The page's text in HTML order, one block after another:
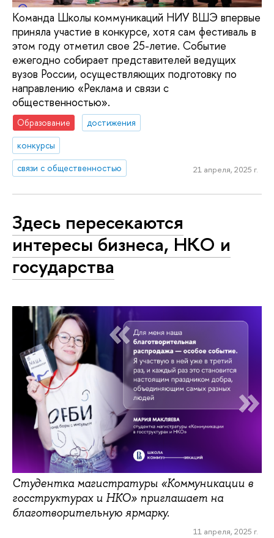
Команда Школы коммуникаций НИУ ВШЭ впервые
приняла участие в конкурсе, хотя сам фестиваль в
этом году отметил свое 25-летие. Событие
ежегодно собирает представителей ведущих
вузов России, осуществляющих подготовку по
направлению «Реклама и связи с
общественностью».
Образование
достижения
конкурсы
связи с общественностью
21 апреля, 2025 г.
Здесь пересекаются
интересы бизнеса, НКО и
государства
Студентка магистратуры «Коммуникации в
госструктурах и НКО» приглашает на
благотворительную ярмарку.
11 апреля, 2025 г.